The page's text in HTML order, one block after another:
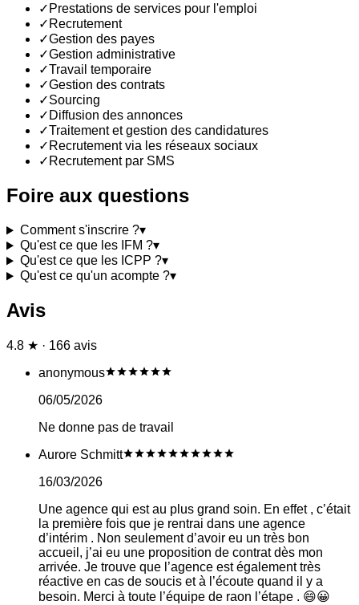
✓ Prestations de services pour l'emploi
✓ Recrutement
✓Gestion des payes
✓Gestion administrative
✓Travail temporaire
✓Gestion des contrats
✓Sourcing
✓ Diffusion des annonces
✓Traitement et gestion des candidatures
✓ Recrutement via les réseaux sociaux
✓ Recrutement par SMS
Foire aux questions
Comment s'inscrire ?▾
Qu'est ce que les IFM ?▾
Qu'est ce que les ICPP ?▾
Qu'est ce qu'un acompte ?▾
Avis
4.8 ★ · 166 avis
anonymous
06/05/2026
Ne donne pas de travail
Aurore Schmitt
16/03/2026
Une agence qui est au plus grand soin. En effet , c’était
la première fois que je rentrai dans une agence
d’intérim . Non seulement d’avoir eu un très bon
accueil, j’ai eu une proposition de contrat dès mon
arrivée. Je trouve que l’agence est également très
réactive en cas de soucis et à l’écoute quand il y a
besoin. Merci à toute l’équipe de raon l’étape . 😄😀